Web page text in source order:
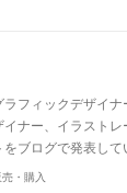
フィックデザイ
ナー、イラスト
ブログで発表し
・購入